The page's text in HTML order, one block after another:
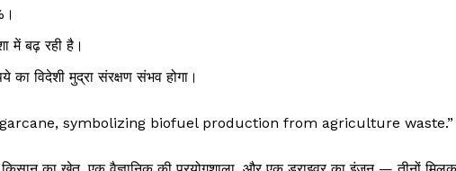
में बढ़ रही है।
विदेशी मुद्रा संरक्षण संभव होगा।
symbolizing biofuel production from agriculture waste.”